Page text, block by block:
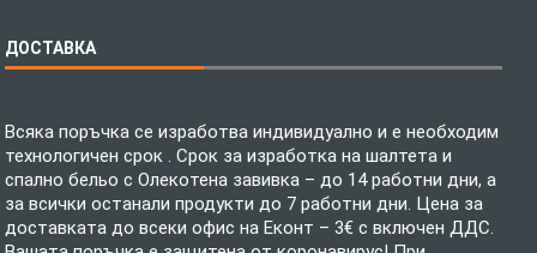
ДОСТАВКА
Всяка поръчка се изработва индивидуално и е необходим
технологичен срок . Срок за изработка на шалтета и
спално бельо с Олекотена завивка – до 14 работни дни, а
за всички останали продукти до 7 работни дни. Цена за
доставката до всеки офис на Еконт – 3€ с включен ДДС.